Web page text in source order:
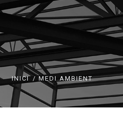
INICI MEDI AMBIENT